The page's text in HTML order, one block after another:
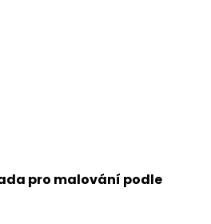
pro malování podle